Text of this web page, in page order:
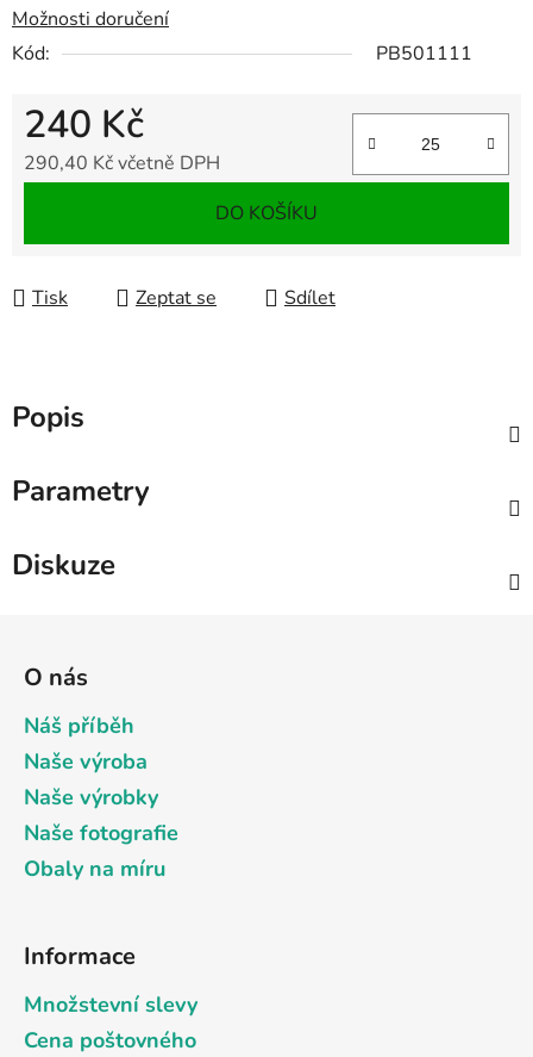
Možnosti doručení
Kód:
PB501111
240 Kč
290,40 Kč včetně DPH
DO KOŠÍKU
Tisk Zeptat se Sdílet
Popis
Parametry
Diskuze
O nás
Náš příběh
Naše výroba
Naše výrobky
Naše fotografie
Obaly na míru
Informace
Množstevní slevy
Cena poštovného